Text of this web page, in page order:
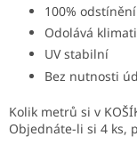
100%
Odolává
UV stabilní
Bez nutnosti
Kolik metrů si v
Objednáte-li si 4 ks,